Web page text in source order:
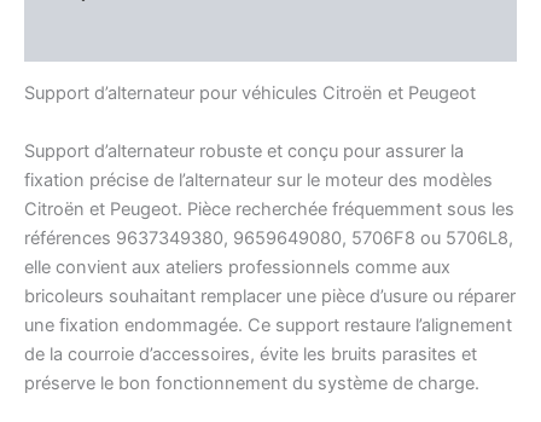
Support d’alternateur pour véhicules Citroën et Peugeot
Support d’alternateur robuste et conçu pour assurer la
fixation précise de l’alternateur sur le moteur des modèles
Citroën et Peugeot. Pièce recherchée fréquemment sous les
références 9637349380, 9659649080, 5706F8 ou 5706L8,
elle convient aux ateliers professionnels comme aux
bricoleurs souhaitant remplacer une pièce d’usure ou réparer
une fixation endommagée. Ce support restaure l’alignement
de la courroie d’accessoires, évite les bruits parasites et
préserve le bon fonctionnement du système de charge.